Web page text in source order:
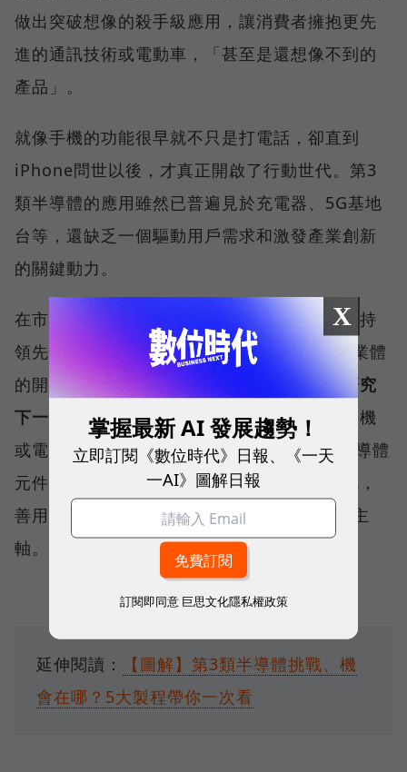
做出突破想像的殺手級應用，讓消費者擁抱更先
進的通訊技術或電動車，「甚至是還想像不到的
產品」。
就像手機的功能很早就不只是打電話，卻直到
iPhone問世以後，才真正開啟了行動世代。第3
類半導體的應用雖然已普遍見於充電器、5G基地
台等，還缺乏一個驅動用戶需求和激發產業創新
的關鍵動力。
在市場大開前，穩懋要做的就是在技術力上保持
領先。穩懋會投入3成人力在新通訊技術等事業體
的開發，「我們要跑得比別人快，還要不斷研究
下一代的通訊技術。」黃智文說。如同一台手機
或電動車中，會同時包含第1、第2至第3類半導體
元件，三者並不存在著互相取代的關係，因此，
善用既有優勢，也是穩懋發展第3類半導體的主
軸。
延伸閱讀：
【圖解】第3類半導體挑戰、機
會在哪？5大製程帶你一次看
X
掌握最新 AI 發展趨勢！
立即訂閱《數位時代》日報、《一天
一AI》圖解日報
訂閱即同意 巨思文化隱私權政策